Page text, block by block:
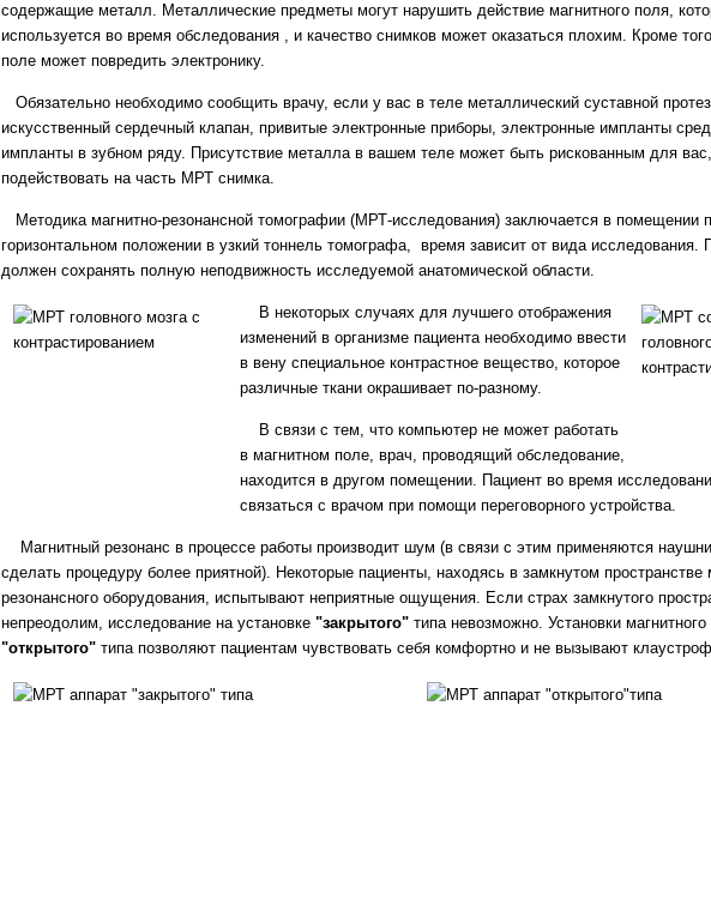
содержащие металл. Металлические предметы могут нарушить действие магнитного поля,
используется во время обследования , и качество снимков может оказаться плохим. Кроме
поле может повредить электронику.
Обязательно необходимо сообщить врачу, если у вас в теле металлический суставной
искусственный сердечный клапан, привитые электронные приборы, электронные импланты
импланты в зубном ряду. Присутствие металла в вашем теле может быть рискованным для
подействовать на часть МРТ снимка.
Методика магнитно-резонансной томографии (МРТ-исследования) заключается в помещении
горизонтальном положении в узкий тоннель томографа, время зависит от вида исследования.
должен сохранять полную неподвижность исследуемой анатомической области.
В некоторых случаях для лучшего отображения
изменений в организме пациента необходимо ввести
в вену специальное контрастное вещество, которое
различные ткани окрашивает по-разному.
В связи с тем, что компьютер не может работать
в магнитном поле, врач, проводящий обследование,
находится в другом помещении. Пациент во время
связаться с врачом при помощи переговорного устройства.
Магнитный резонанс в процессе работы производит шум (в связи с этим применяются
сделать процедуру более приятной). Некоторые пациенты, находясь в замкнутом пространстве
резонансного оборудования, испытывают неприятные ощущения. Если страх замкнутого
непреодолим, исследование на установке "закрытого" типа невозможно. Установки магнитного
"открытого" типа позволяют пациентам чувствовать себя комфортно и не вызывают